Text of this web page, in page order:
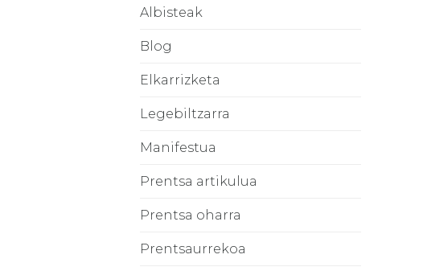
Albisteak
Blog
Elkarrizketa
Legebiltzarra
Manifestua
Prentsa artikulua
Prentsa oharra
Prentsaurrekoa